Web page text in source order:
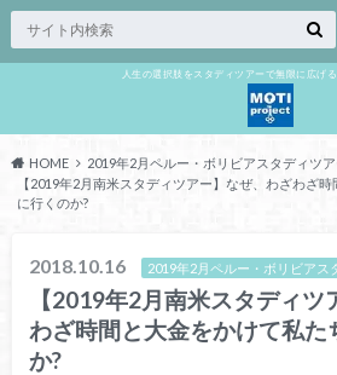
人生の選択肢をスタディツアーで無限に広げ
HOME
2019年2月ペルー・ボリビアスタディツ
【2019年2月南米スタディツアー】なぜ、わざわざ
に行くのか?
2018.10.16 2019年2月ペルー・ボリビアス
【2019年2月南米スタディ
わざ時間と大金をかけて私た
か?